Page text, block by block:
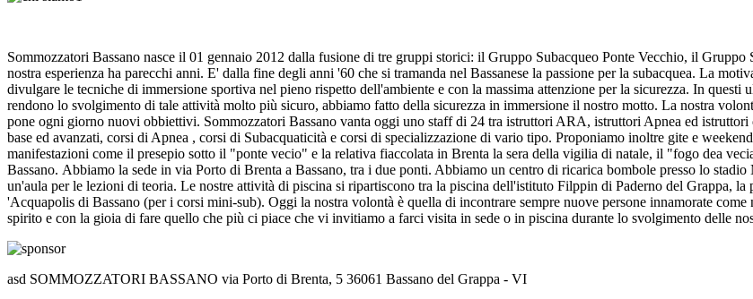
Sommozzatori Bassano nasce il 01 gennaio 2012 dalla fusione di tre gruppi storici: il Gruppo Subacqueo Ponte Vecchio, il Gruppo
nostra esperienza ha parecchi anni. E' dalla fine degli anni '60 che si tramanda nel Bassanese la passione per la subacquea. La
divulgare le tecniche di immersione sportiva nel pieno rispetto dell'ambiente e con la massima attenzione per la sicurezza. In
rendono lo svolgimento di tale attività molto più sicuro, abbiamo fatto della sicurezza in immersione il nostro motto. La nostra
pone ogni giorno nuovi obbiettivi. Sommozzatori Bassano vanta oggi uno staff di 24 tra istruttori ARA, istruttori Apnea ed
base ed avanzati, corsi di Apnea , corsi di Subacquaticità e corsi di specializzazione di vario tipo. Proponiamo inoltre gite e
manifestazioni come il presepio sotto il "ponte vecio" e la relativa fiaccolata in Brenta la sera della vigilia di natale, il "fogo dea
Bassano. Abbiamo la sede in via Porto di Brenta a Bassano, tra i due ponti. Abbiamo un centro di ricarica bombole presso lo
un'aula per le lezioni di teoria. Le nostre attività di piscina si ripartiscono tra la piscina dell'istituto Filppin di Paderno del Grappa,
'Acquapolis di Bassano (per i corsi mini-sub). Oggi la nostra volontà è quella di incontrare sempre nuove persone innamorate
spirito e con la gioia di fare quello che più ci piace che vi invitiamo a farci visita in sede o in piscina durante lo svolgimento delle
asd SOMMOZZATORI BASSANO via Porto di Brenta, 5 36061 Bassano del Grappa - VI